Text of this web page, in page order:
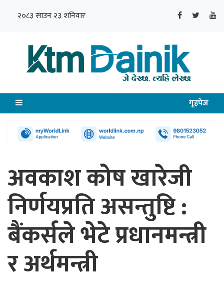
२०८३ साउन २३ शनिवार
गृहपेज
अवकाश कोष खारेजी
निर्णयप्रति असन्तुष्टि :
बैंकर्सले भेटे प्रधानमन्त्री
र अर्थमन्त्री